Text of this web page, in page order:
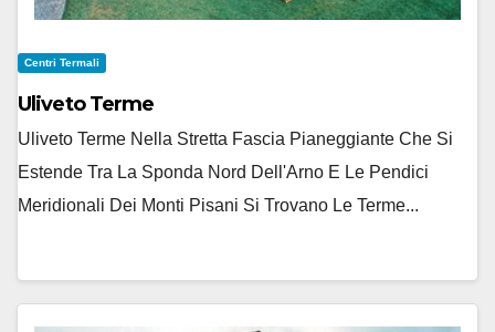
Centri Termali
Uliveto Terme
Uliveto Terme Nella Stretta Fascia Pianeggiante Che Si
Estende Tra La Sponda Nord Dell'Arno E Le Pendici
Meridionali Dei Monti Pisani Si Trovano Le Terme...